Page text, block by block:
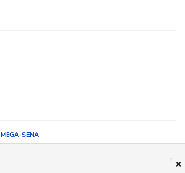
MEGA-SENA
Mega-Sena não tem vencedores e